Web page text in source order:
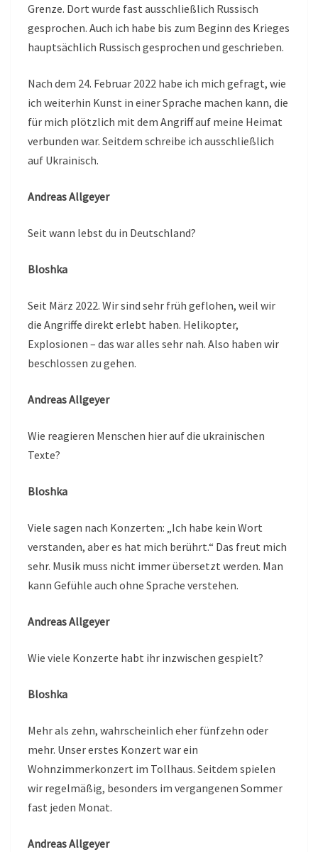
Grenze. Dort wurde fast ausschließlich Russisch
gesprochen. Auch ich habe bis zum Beginn des Krieges
hauptsächlich Russisch gesprochen und geschrieben.
Nach dem 24. Februar 2022 habe ich mich gefragt, wie
ich weiterhin Kunst in einer Sprache machen kann, die
für mich plötzlich mit dem Angriff auf meine Heimat
verbunden war. Seitdem schreibe ich ausschließlich
auf Ukrainisch.
Andreas Allgeyer
Seit wann lebst du in Deutschland?
Bloshka
Seit März 2022. Wir sind sehr früh geflohen, weil wir
die Angriffe direkt erlebt haben. Helikopter,
Explosionen – das war alles sehr nah. Also haben wir
beschlossen zu gehen.
Andreas Allgeyer
Wie reagieren Menschen hier auf die ukrainischen
Texte?
Bloshka
Viele sagen nach Konzerten: „Ich habe kein Wort
verstanden, aber es hat mich berührt.“ Das freut mich
sehr. Musik muss nicht immer übersetzt werden. Man
kann Gefühle auch ohne Sprache verstehen.
Andreas Allgeyer
Wie viele Konzerte habt ihr inzwischen gespielt?
Bloshka
Mehr als zehn, wahrscheinlich eher fünfzehn oder
mehr. Unser erstes Konzert war ein
Wohnzimmerkonzert im Tollhaus. Seitdem spielen
wir regelmäßig, besonders im vergangenen Sommer
fast jeden Monat.
Andreas Allgeyer